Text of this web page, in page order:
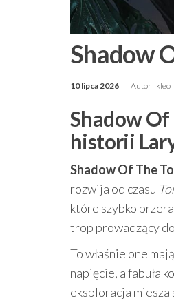
Shadow
10 lipca 2026 Autor kleo
Shadow Of
historii
Shadow Of The
rozwija od czasu
które szybko
trop prowadzący
To właśnie one
napięcie, a fabuła
eksploracja